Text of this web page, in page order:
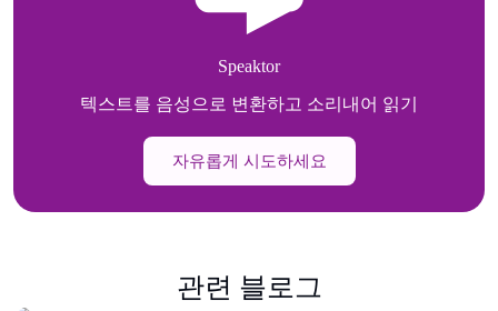
Speaktor
텍스트를 음성으로 변환하고 소리내어 읽기
자유롭게 시도하세요
관련 블로그